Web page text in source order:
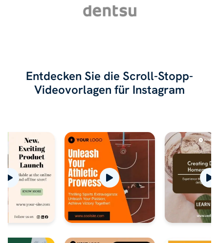
Entdecken Sie die Scroll-Stopp-
Videovorlagen für Instagram